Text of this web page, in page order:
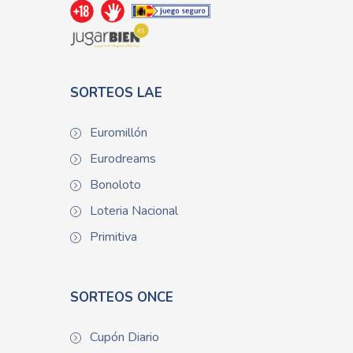
SORTEOS LAE
Euromillón
Eurodreams
Bonoloto
Loteria Nacional
Primitiva
SORTEOS ONCE
Cupón Diario